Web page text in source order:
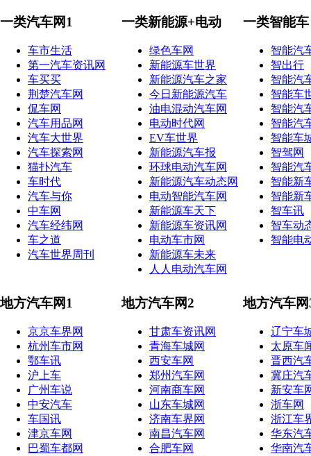
一类汽车网1
车市生活
第一汽车资讯网
车买买
荆楚汽车网
侃车网
汽车用品网
汽车大世界
汽车探索网
猫扑汽车
车时代
汽车与你
中车网
汽车经纬网
车之道
汽车世界周刊
一类新能源+电动
绿色车网
新能源车世界
新能源汽车之家
今日新能源汽车
油电混动汽车网
电动时代网
EV车世界
新能源汽车报
环球电动汽车网
新能源汽车动态网
电动智能汽车网
新能源车天下
新能源车资讯网
电动车市网
新能源车未来
人人电动汽车网
一类智能车
智能汽
智出行
智能汽
智能车
智能汽
智能汽
智能车
智驾网
智能汽
智能新
智能新
智车讯
智车动
智能电
地方汽车网1
京京车界网
杭州车市网
鄂车讯
沪上车
广州车说
中安汽车
车国讯
津京车网
巴蜀车都网
地方汽车网2
甘肃车资讯网
青海车城网
西安车网
郑州汽车网
河南商车网
山东车城网
济南车界网
南昌汽车网
合肥车网
地方汽车网
辽宁车
太原车
晋西汽
冀庄汽
新安车
浙车网
浙江车
华东汽
华南汽